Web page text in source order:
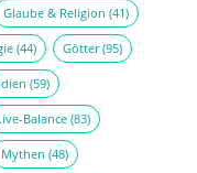
Glaube & Religion (41)
(44) Götter(95)
(59)
Balance(83)
Mythen (48)